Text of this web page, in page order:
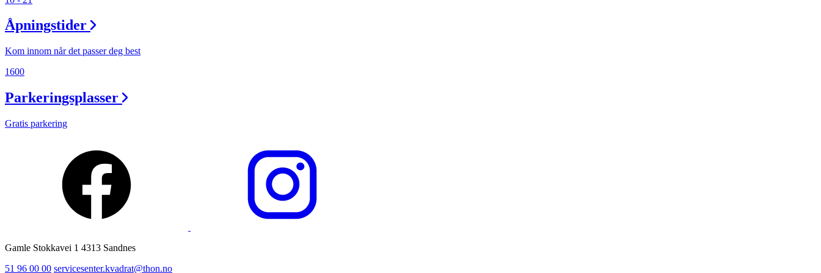
Magasin
Åpningstider
Kom innom når det passer deg best
1600
Parkeringsplasser
Gratis parkering
Gamle Stokkavei 1 4313 Sandnes
51 96 00 00 servicesenter.kvadrat@thon.no